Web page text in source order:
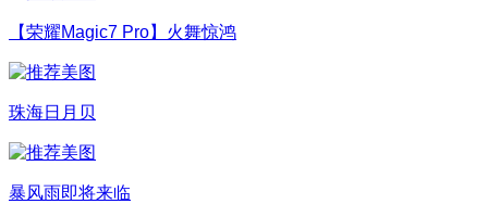
【荣耀Magic7 Pro】火舞惊鸿
珠海日月贝
暴风雨即将来临